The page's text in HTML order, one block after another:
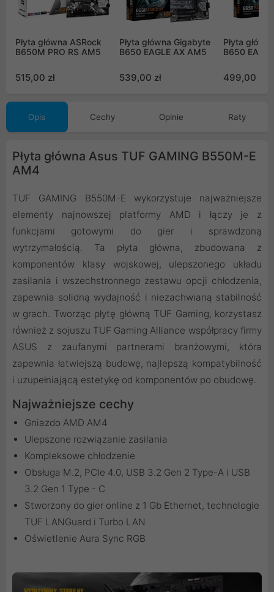
Płyta główna ASRock
B650M PRO RS AM5
515,00 zł
Płyta główna Gigabyte
B650 EAGLE AX AM5
539,00 zł
Płyta
B650
499,00 zł
Opis Cechy Opinie Raty
Płyta główna Asus TUF GAMING B550M-E
AM4
TUF GAMING B550M-E wykorzystuje najważniejsze
elementy najnowszej platformy AMD i łączy je z
funkcjami gotowymi do gier i sprawdzoną
wytrzymałością. Ta płyta główna, zbudowana z
komponentów klasy wojskowej, ulepszonego układu
zasilania i wszechstronnego zestawu opcji chłodzenia,
zapewnia solidną wydajność i niezachwianą stabilność
w grach. Tworząc płytę główną TUF Gaming, korzystasz
również z sojuszu TUF Gaming Alliance współpracy firmy
ASUS z zaufanymi partnerami branżowymi, która
zapewnia łatwiejszą budowę, najlepszą kompatybilność
i uzupełniającą estetykę od komponentów po obudowę.
Najważniejsze cechy
Gniazdo AMD AM4
Ulepszone rozwiązanie zasilania
Kompleksowe chłodzenie
Obsługa M.2, PCIe 4.0, USB 3.2 Gen 2 Type-A i USB
3.2 Gen 1 Type - C
Stworzony do gier online z 1 Gb Ethernet, technologie
TUF LANGuard i Turbo LAN
Oświetlenie Aura Sync RGB